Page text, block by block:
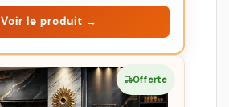
Voir le produit →
Offerte